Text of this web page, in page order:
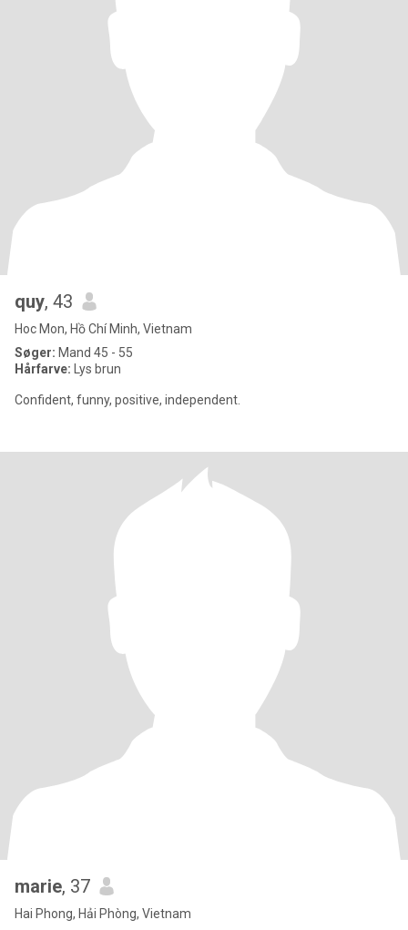
quy, 43
Hoc Mon, Hồ Chí Minh, Vietnam
Søger: Mand 45 - 55
Hårfarve: Lys brun
Confident, funny, positive, independent.
marie, 37
Hai Phong, Hải Phòng, Vietnam